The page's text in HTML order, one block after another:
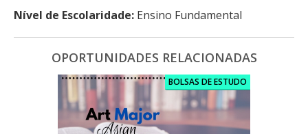
Nível de Escolaridade: Ensino Fundamental
OPORTUNIDADES RELACIONADAS
BOLSAS DE ESTUDO